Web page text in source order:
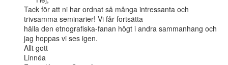
Tack för att ni har ordnat så många intressanta och
trivsamma seminarier! Vi får fortsätta
hålla den etnografiska-fanan högt i andra sammanhang och
jag hoppas vi ses igen.
Allt gott
Linnéa